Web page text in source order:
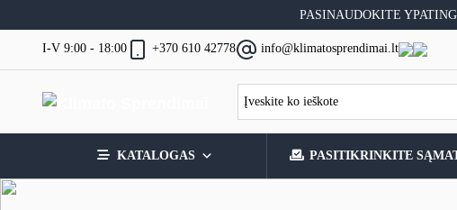
to
PASINAUDOKITE
I-V 9:00 - 18:00 +370 610 42778 info@klimatosprendimai.lt
KATALOGAS PASITIKRINKITE